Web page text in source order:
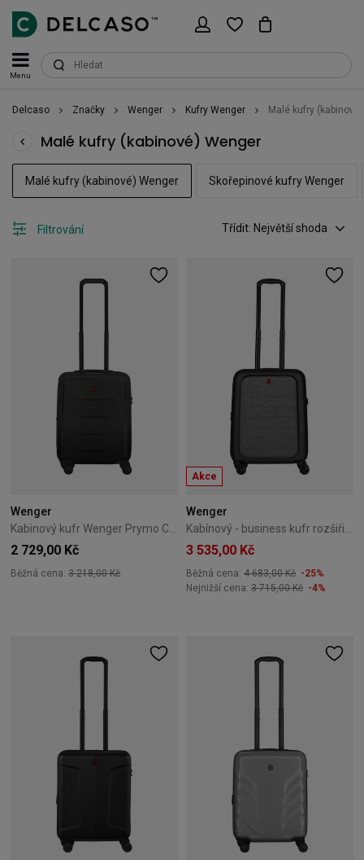
Menu
Delcaso Značky Wenger Kufry Wenger Malé kufry
Malé kufry (kabinové) Wenger
Malé kufry (kabinové) Wenger Skořepinové kufry Wenger
Třídit: Největší shoda
Filtrování
Wenger
2 729,00 Kč
Běžná cena: 3 218,00 Kč
Akce
Wenger
3 535,00 Kč
Běžná cena: 4 683,00 Kč -25%
Nejnižší cena: 3 715,00 Kč -4%